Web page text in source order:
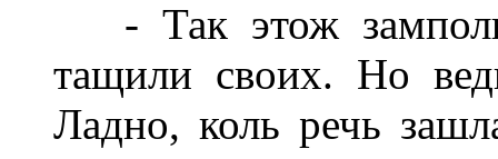
- Так этож
тащили своих. Но
Ладно, коль речь